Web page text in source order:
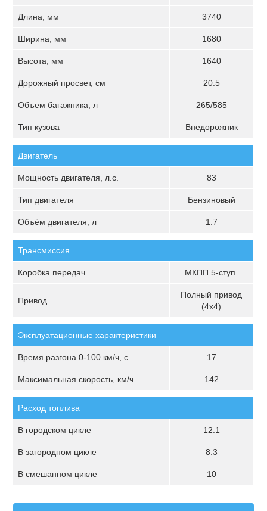
Длина, мм 3740
Ширина, мм 1680
Высота, мм 1640
Дорожный просвет, см 20.5
Объем багажника, л 265/585
Тип кузова Внедорожник
Двигатель
Мощность двигателя, л.с. 83
Тип двигателя Бензиновый
Объём двигателя, л 1.7
Трансмиссия
Коробка передач МКПП 5-ступ.
Привод
Полный привод
(4х4)
Эксплуатационные характеристики
Время разгона 0-100 км/ч, с 17
Максимальная скорость, км/ч 142
Расход топлива
В городском цикле 12.1
В загородном цикле 8.3
В смешанном цикле 10